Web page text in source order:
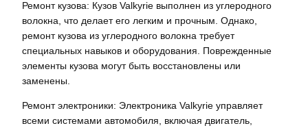
Ремонт кузова: Кузов Valkyrie выполнен из углеродного
волокна, что делает его легким и прочным. Однако,
ремонт кузова из углеродного волокна требует
специальных навыков и оборудования. Поврежденные
элементы кузова могут быть восстановлены или
заменены.
Ремонт электроники: Электроника Valkyrie управляет
всеми системами автомобиля, включая двигатель,